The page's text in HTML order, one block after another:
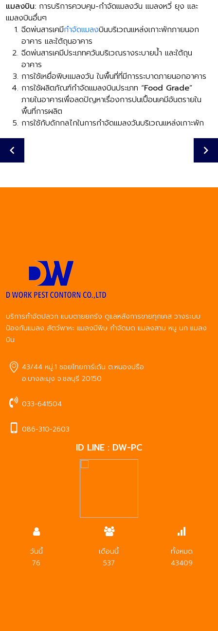
แมลงบิน: การบริการควบคุม-กำจัดแมลงวัน แมลงหวี่ ยุง และ
แมลงบินอื่นๆ
ฉีดพ่นสารเคมีกำจัดแมลงบินบริเวณแหล่งเกาะพักภายนอก
อาคาร และใต้ถุนอาคาร
ฉีดพ่นสารเคมีประเภทควันบริเวณรางระบายน้ำ และใต้ถุน
อาคาร
การใช้เหยื่อพิษแมลงวัน ในพื้นที่ที่มีการระบาดภายนอกอาคาร
การใช้ผลิตภัณฑ์กำจัดแมลงบินประเภท “Food Grade”
ภายในอาคารเพื่อลดปัญหาเรื่องการปนเปื้อนเคมีอันตรายใน
พื้นที่การผลิต
การใช้กับดักกลไกในการกำจัดแมลงวันบริเวณแหล่งเกาะพัก
บริการกำจัดปลวก แบบตายยกรัง ดูแลหลังการขายทุกเคส วางระบบ
ป้องกันแมลง สัตว์พาหะ แมลงมีพิษ กำจัดมด แมลงสาบ หนู นก แมลง
บิน
วันนี้
76
เดือนนี้
537
ทั้งหมด
43409
43/44 หมู่.1 ซอยไทยการ์เด้น ต.หนองปรือ
อ.บางละมุง จ.ชลบุรี 20150
033-641504
086-310-2603
ID LINE : DW-PC